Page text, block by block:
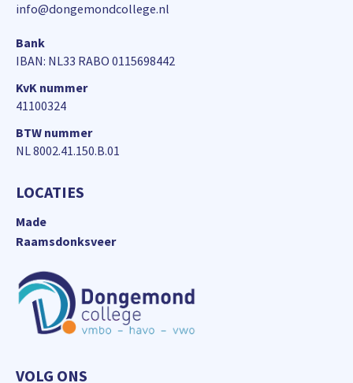
info@dongemondcollege.nl
Bank
IBAN: NL33 RABO 0115698442
KvK nummer
41100324
BTW nummer
NL 8002.41.150.B.01
LOCATIES
Made
Raamsdonksveer
VOLG ONS